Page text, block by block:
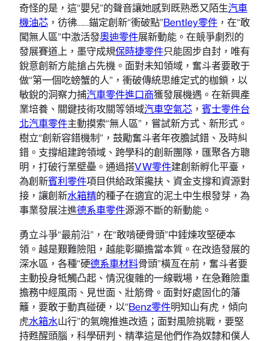
奇怪的是，這“嬰兒”的聲音讓她感到既熟悉又陌生汽車
機油芯 ，彷彿……錨定創新“衝破點”Bentley零件 ，在“敢
闖無人區”中激活發奧迪零件展新動能。在競爭劇烈的
發展賽道上，墨守成規保時捷零件只能固步自封，唯有
銳意創新方能搶占先機。面對未知領域，奮斗者要敢于
做“第一個吃螃蟹的人”，衝破傳統思維定式的枷鎖，以
敏銳的洞察力捕汽車零件進口商獲發展機遇。在新興產
業培養、關鍵技術攻關等領域汽車空氣芯 ， 賓士零件台
北汽車零件主動摸索“無人區”，嘗試新方式、新形式。
樹立“創新容錯機制”，鼓勵奮斗者年夜膽試錯、及時糾
錯。支撐組建跨領域、跨學科的創新團隊，匯聚各方聰
明，打破行業壁壘。通過搭VW零件建創新孵化平臺，
為創新賓利零件項目供給政策攙扶、資金支撐和資源對
接，讓創新水箱精的種子在適宜的泥土中生根發芽，為
事業發展注進德系車零件源源不斷的新動能。
勇立斗爭“最前沿”，在“敢啃硬骨頭”中錘煉攻堅硬本
領。越是艱難險阻，越能彰顯擔當本質。在改造發展的
深水區，各種“硬德系車材料骨頭”橫亙在前，奮斗者要
主動投身牴觸凸起、情況復雜的一線戰場，在急難險重
擔務中經風雨、見世面、壯筋骨。面對好處固化的藩
籬，要敢于動真碰硬，以“Benz零件明知山有虎，傾向
虎水箱水山行”的氣魄推進改造；面對風險挑戰，要堅
持甦醒頭腦，科學研判、精準這是他們作為奴隸和僕人